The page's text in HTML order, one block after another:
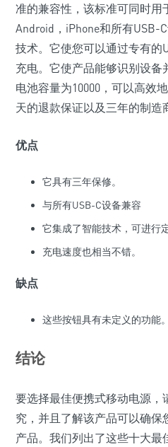
准的兼容性，该标准可同时用
Android，iPhone和所有USB-
技术。它使您可以通过专有的
充电。它使产品能够识别设备
电池容量为10000，可以高效
天的退款保证以及三年的制造
优点
它具有三年保修。
与所有USB-C设备兼容
它集成了智能技术，可进行
充电速度也相当不错。
缺点
这些按钮具有未定义的功能。
结论
要选择最佳便携式移动电源，
究，并且了解该产品可以确
产品。我们列出了这些十大